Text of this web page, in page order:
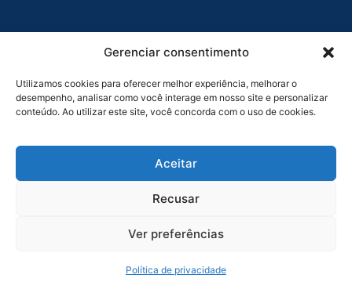
Gerenciar consentimento
Utilizamos cookies para oferecer melhor experiência, melhorar o
desempenho, analisar como você interage em nosso site e personalizar
conteúdo. Ao utilizar este site, você concorda com o uso de cookies.
Aceitar
Recusar
Ver preferências
Política de privacidade
UNIDADE SOROCABA
Av. Dr Afonso Vergueiro, 2900 - Sala 6 - Vila Augusta
Sorocaba - SP
+55 (11) 3254-7680
Reforma Tributária Expert